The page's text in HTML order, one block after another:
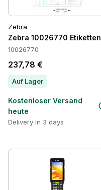
Zebra
Zebra 10026770 Etiketten
10026770
237,78 €
Auf Lager
Kostenloser Versand
heute
Delivery in 3 days